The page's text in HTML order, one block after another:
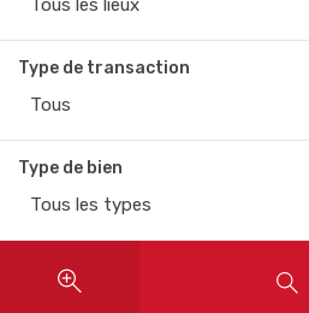
Tous les lieux
Type de transaction
Tous
Type de bien
Tous les types